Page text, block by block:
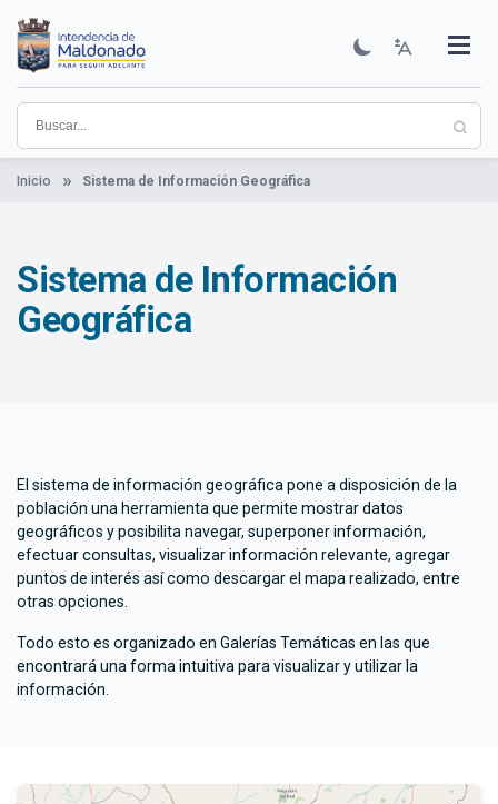
contenido
principal
Institucional
Municipios
Descubre Maldonado
Comunicación
Servicios
Guía De Trámites
Ver Noticias
Inicio Sistema de Información Geográfica
Sistema de Información
Geográfica
El sistema de información geográfica pone a disposición de la
población una herramienta que permite mostrar datos
geográficos y posibilita navegar, superponer información,
efectuar consultas, visualizar información relevante, agregar
puntos de interés así como descargar el mapa realizado, entre
otras opciones.
Todo esto es organizado en Galerías Temáticas en las que
encontrará una forma intuitiva para visualizar y utilizar la
información.